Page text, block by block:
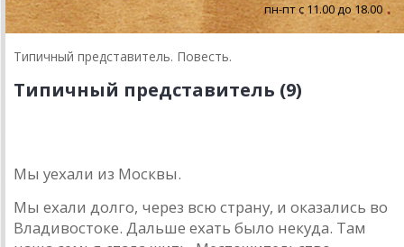
пн-пт с 11.00 до 18.00
Типичный представитель. Повесть.
Типичный представитель (9)
Мы уехали из Москвы.
Мы ехали долго, через всю страну, и оказались во
Владивостоке. Дальше ехать было некуда. Там